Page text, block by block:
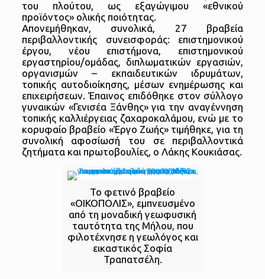
του πλούτου, ως εξαγώγιμου «εθνικού
προϊόντος» ολικής ποιότητας.
Απονεμήθηκαν, συνολικά, 27 βραβεία
περιβαλλοντικής συνεισφοράς: επιστημονικού
έργου, νέου επιστήμονα, επιστημονικού
εργαστηρίου/ομάδας, διπλωματικών εργασιών,
οργανισμών – εκπαιδευτικών ιδρυμάτων,
τοπικής αυτοδιοίκησης, μέσων ενημέρωσης και
επιχειρήσεων. Έπαινος επιδόθηκε στον σύλλογο
γυναικών «Γενισέα Ξάνθης» για την αναγέννηση
τοπικής καλλιέργειας ζαχαροκαλάμου, ενώ με το
κορυφαίο βραβείο «Έργο Ζωής» τιμήθηκε, για τη
συνολική αφοσίωσή του σε περιβαλλοντικά
ζητήματα και πρωτοβουλίες, ο Λάκης Κουκιάσας.
Το φετινό βραβείο
«ΟΙΚΟΠΟΛΙΣ», εμπνευσμένο
από τη μοναδική γεωφυσική
ταυτότητα της Μήλου, που
φιλοτέχνησε η γεωλόγος και
εικαστικός Σοφία
Τραπατσέλη.